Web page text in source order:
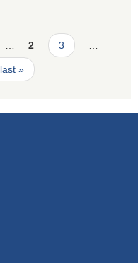
2 3
last »